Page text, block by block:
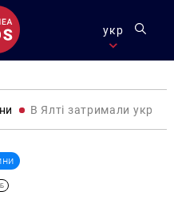
укр
В Ялті затримали